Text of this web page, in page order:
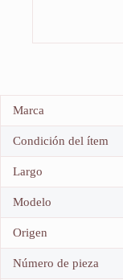
Marca
Condición del ítem
Largo
Modelo
Origen
Número de pieza